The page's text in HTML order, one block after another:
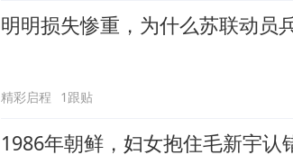
明明损失惨重，为什么苏联动员
精彩启程 1跟贴
1986年朝鲜，妇女抱住毛新宇认